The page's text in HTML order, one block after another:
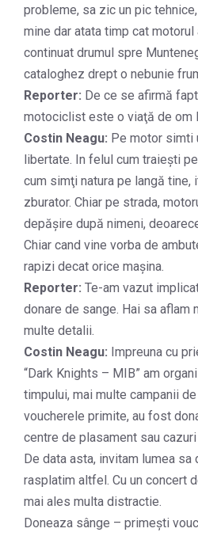
probleme, sa zic un pic
mine dar atata timp cat
continuat drumul spre
cataloghez drept o nebunie
Reporter: De ce se afirmă
motociclist este o viaţă de om
Costin Neagu: Pe motor simti
libertate. In felul cum traieşti
cum simţi natura pe langă tine,
zburator. Chiar pe strada,
depăşire după nimeni,
Chiar cand vine vorba de
rapizi decat orice maşina.
Reporter: Te-am vazut
donare de sange. Hai sa aflam
multe detalii.
Costin Neagu: Impreuna cu
“Dark Knights – MIB” am
timpului, mai multe campanii
voucherele primite, au fost
centre de plasament sau
De data asta, invitam lumea
rasplatim altfel. Cu un concert
mai ales multa distractie.
Doneaza sânge – primești